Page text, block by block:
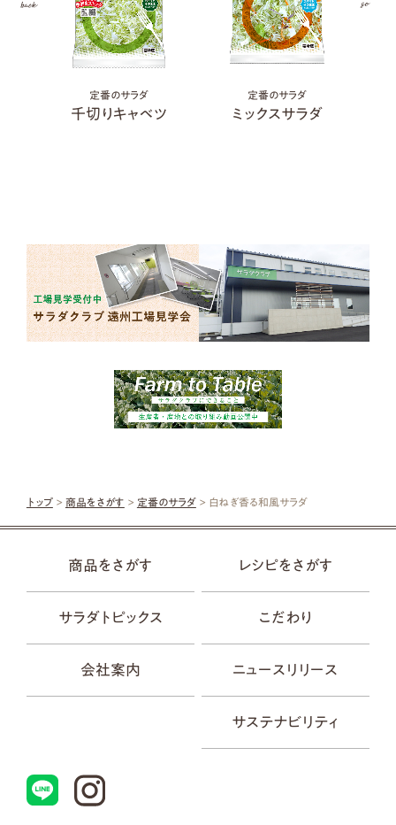
定番のサラダ
千切りキャベツ
定番のサラダ
ミックスサラダ
トップ> 商品をさがす > 定番のサラダ> 白ねぎ香る和風サラダ
商品をさがす レシピをさがす
サラダトピックス こだわり
会社案内 ニュースリリース
サステナビリティ